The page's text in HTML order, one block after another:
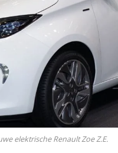
elektrische Renault Zoe Z.E.